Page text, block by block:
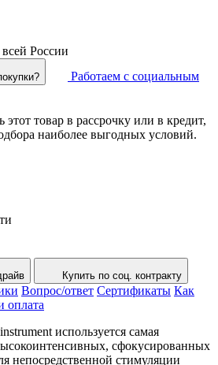
России
Работаем с социальным
этот товар в рассрочку или в кредит,
наиболее выгодных условий.
Купить по соц. контракту
Вопрос/ответ Сертификаты Как
оплата
используется самая
сфокусированных
непосредственной стимуляции